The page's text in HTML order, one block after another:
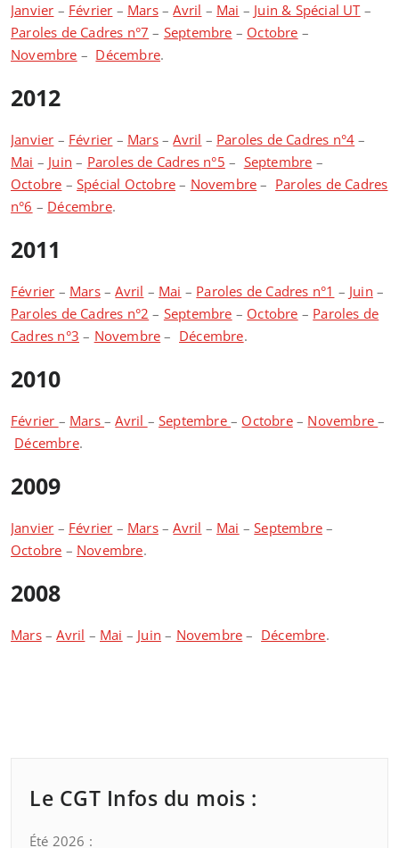
Janvier – Février – Mars–Avril – Mai – Juin & Spécial UT–
Paroles de Cadres n°7 – Septembre – Octobre –
Novembre – Décembre.
2012
Janvier – Février – Mars–Avril – Paroles de Cadres n°4 –
Mai – Juin – Paroles de Cadres n°5 – Septembre –
Octobre –Spécial Octobre – Novembre – Paroles de Cadres
n°6 – Décembre.
2011
Février – Mars–Avril – Mai – Paroles de Cadres n°1 – Juin –
Paroles de Cadres n°2 – Septembre – Octobre – Paroles de
Cadres n°3 – Novembre – Décembre.
2010
Février – Mars–Avril –Septembre– Octobre– Novembre–
Décembre.
2009
Janvier – Février – Mars–Avril – Mai –Septembre –
Octobre – Novembre.
2008
Mars–Avril – Mai – Juin – Novembre – Décembre.
Le CGT Infos du mois :
Été 2026 :